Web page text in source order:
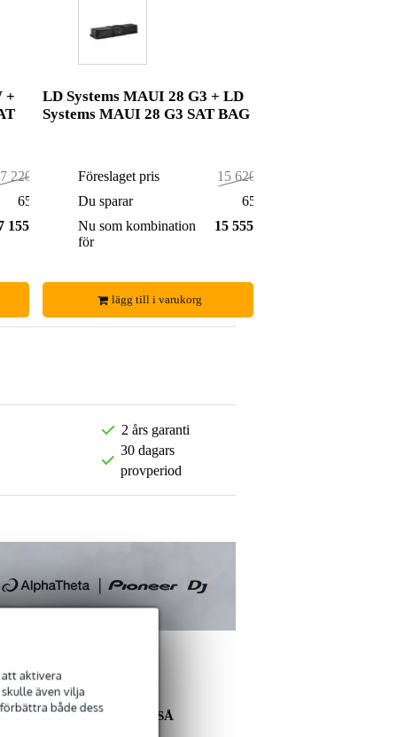
att aktivera
även vilja
både dess
+
220,00 kr
65,00 kr
155,00 kr
LD Systems MAUI 28 G3 + LD
Systems MAUI 28 G3 SAT BAG
Föreslaget pris
15 620,00 kr
Du sparar
65,00 kr
Nu som kombination
för
15 555,00 kr
lägg till i varukorg
2 års garanti
30 dagars
provperiod
ANDRA KÖPTE OCKSÅ